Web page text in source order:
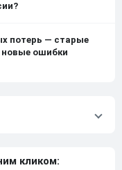
потерь — старые
ошибки
кликом: